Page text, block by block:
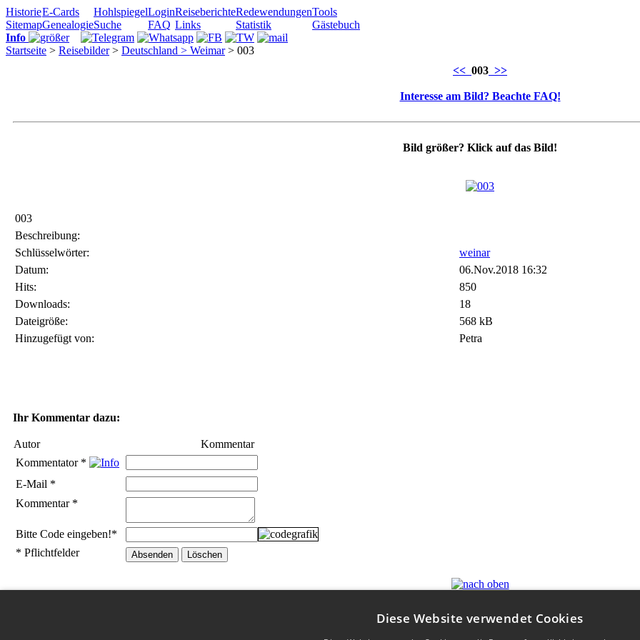
HistorieE-Cards HohlspiegelLoginReiseberichteRedewendungenTools
SitemapGenealogieSuche FAQ Links Statistik
Gästebuch
Info
Startseite > Reisebilder> Deutschland > Weimar> 003
<< 003 >>
Interesse am Bild? Beachte FAQ!
Bild größer? Klick auf das Bild!
003
Beschreibung:
Schlüsselwörter:
weinar
Datum:
06.Nov.2018 16:32
Hits:
850
Downloads:
18
Dateigröße:
568 kB
Hinzugefügt von:
Petra
Ihr Kommentar dazu:
Autor
Kommentar
Kommentator *
E-Mail *
Kommentar *
Bitte Code eingeben!*
* Pflichtfelder
Diese Website verwendet Cookies